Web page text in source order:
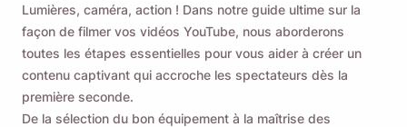
Lumières, caméra, action ! Dans notre guide ultime sur la
façon de filmer vos vidéos YouTube, nous aborderons
toutes les étapes essentielles pour vous aider à créer un
contenu captivant qui accroche les spectateurs dès la
première seconde.
De la sélection du bon équipement à la maîtrise des